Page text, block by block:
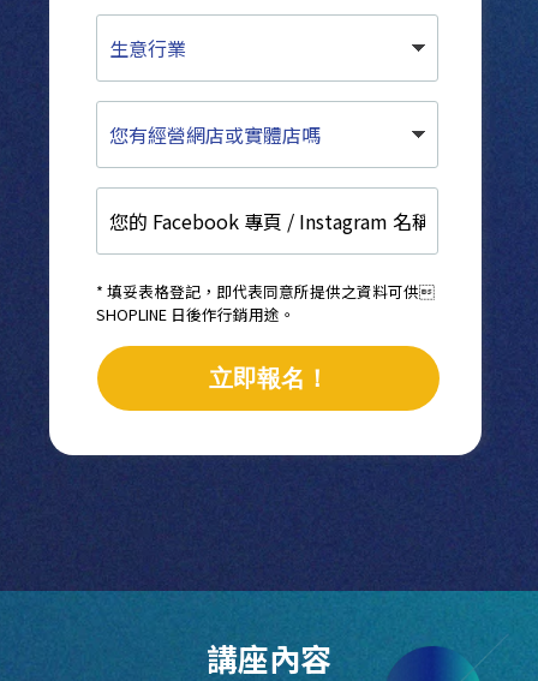
生
意
行
業
您
有
經
營
網
店
或
體
店
嗎
您
的
Facebook
專
頁
/
名
稱
立即報名！
* 填妥表格登記，即代表同意所提供之資料可供
SHOPLINE 日後作行銷用途。
講座內容